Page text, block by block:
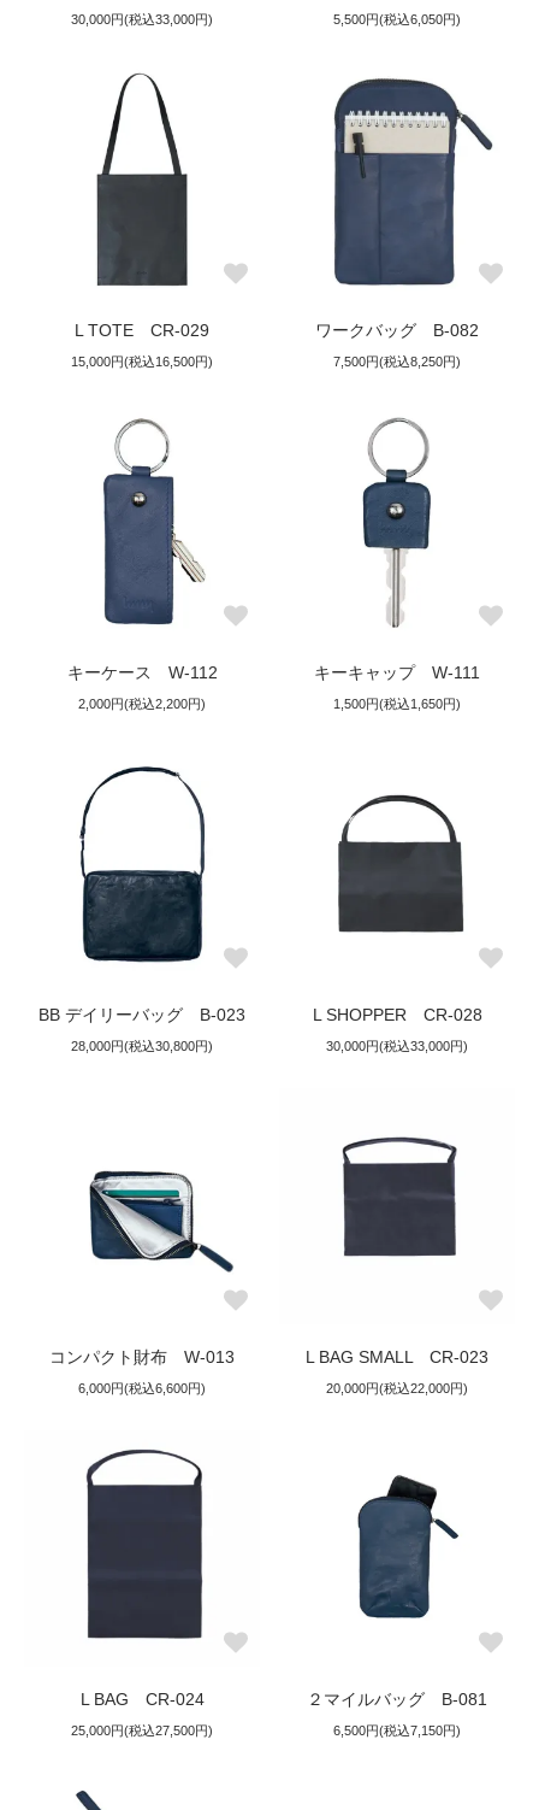
30,000円(税込33,000円) 5,500円(税込6,050円)
L TOTE CR-029
15,000円(税込16,500円)
ワークバッグ B-082
7,500円(税込8,250円)
キーケース W-112
2,000円(税込2,200円)
キーキャップ W-111
1,500円(税込1,650円)
BB デイリーバッグ B-023
28,000円(税込30,800円)
L SHOPPER CR-028
30,000円(税込33,000円)
コンパクト財布 W-013
6,000円(税込6,600円)
L BAG SMALL CR-023
20,000円(税込22,000円)
L BAG CR-024
25,000円(税込27,500円)
２マイルバッグ B-081
6,500円(税込7,150円)